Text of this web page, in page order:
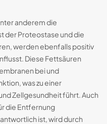
anderem die
der Proteostase und die
werden ebenfalls positiv
Diese Fettsäuren
bei und
was zu einer
Zellgesundheit führt. Auch
die Entfernung
ist, wird durch